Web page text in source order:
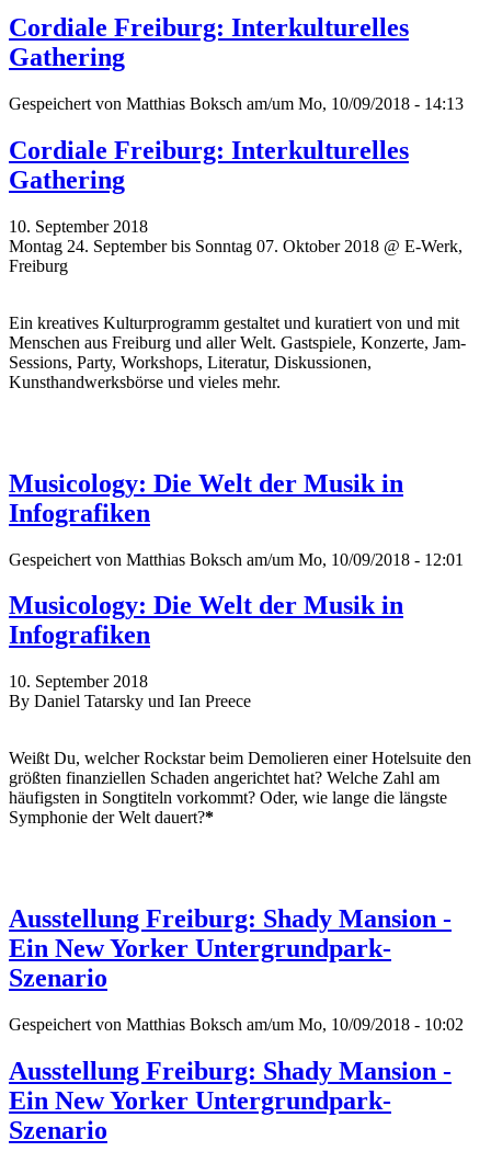
Cordiale Freiburg: Interkulturelles
Gathering
Gespeichert von Matthias Boksch am/um Mo, 10/09/2018 - 14:13
Cordiale Freiburg: Interkulturelles
Gathering
10. September 2018
Montag 24. September bis Sonntag 07. Oktober 2018 @ E-Werk,
Freiburg
Ein kreatives Kulturprogramm gestaltet und kuratiert von und mit
Menschen aus Freiburg und aller Welt. Gastspiele, Konzerte, Jam-
Sessions, Party, Workshops, Literatur, Diskussionen,
Kunsthandwerksbörse und vieles mehr.
Musicology: Die Welt der Musik in
Infografiken
Gespeichert von Matthias Boksch am/um Mo, 10/09/2018 - 12:01
Musicology: Die Welt der Musik in
Infografiken
10. September 2018
By Daniel Tatarsky und Ian Preece
Weißt Du, welcher Rockstar beim Demolieren einer Hotelsuite den
größten finanziellen Schaden angerichtet hat? Welche Zahl am
häufigsten in Songtiteln vorkommt? Oder, wie lange die längste
Symphonie der Welt dauert?*
Ausstellung Freiburg: Shady Mansion -
Ein New Yorker Untergrundpark-
Szenario
Gespeichert von Matthias Boksch am/um Mo, 10/09/2018 - 10:02
Ausstellung Freiburg: Shady Mansion -
Ein New Yorker Untergrundpark-
Szenario